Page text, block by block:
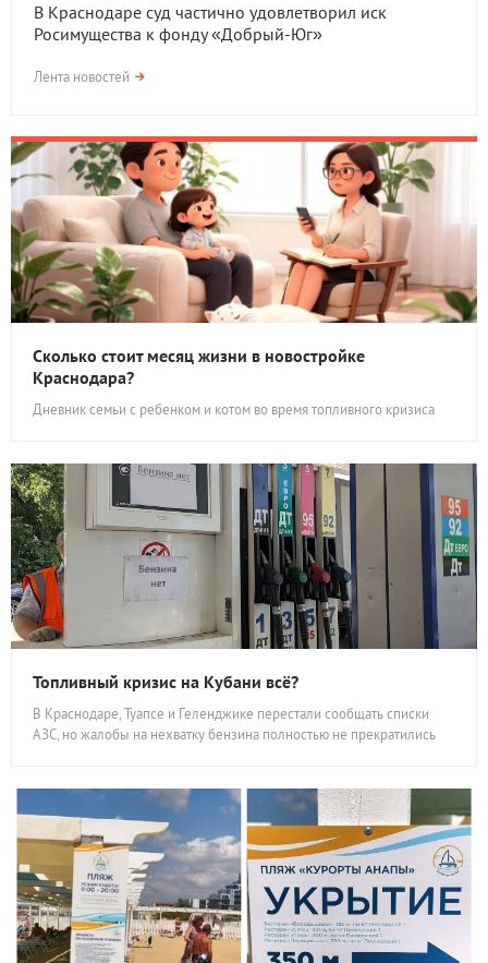
В Краснодаре суд частично удовлетворил иск
Росимущества к фонду «Добрый-Юг»
Лента новостей
Сколько стоит месяц жизни в новостройке
Краснодара?
Дневник семьи с ребенком и котом во время топливного кризиса
Топливный кризис на Кубани всё?
В Краснодаре, Туапсе и Геленджике перестали сообщать списки
АЗС, но жалобы на нехватку бензина полностью не прекратились